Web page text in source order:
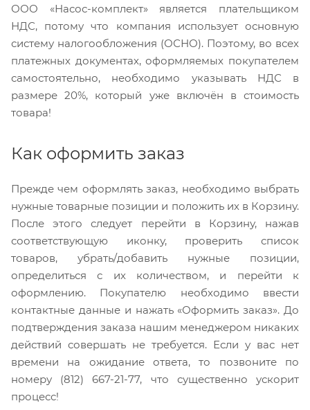
ООО «Насос-комплект» является плательщиком
НДС, потому что компания использует основную
систему налогообложения (ОСНО). Поэтому, во всех
платежных документах, оформляемых покупателем
самостоятельно, необходимо указывать НДС в
размере 20%, который уже включён в стоимость
товара!
Как оформить заказ
Прежде чем оформлять заказ, необходимо выбрать
нужные товарные позиции и положить их в Корзину.
После этого следует перейти в Корзину, нажав
соответствующую иконку, проверить список
товаров, убрать/добавить нужные позиции,
определиться с их количеством, и перейти к
оформлению. Покупателю необходимо ввести
контактные данные и нажать «Оформить заказ». До
подтверждения заказа нашим менеджером никаких
действий совершать не требуется. Если у вас нет
времени на ожидание ответа, то позвоните по
номеру (812) 667-21-77, что существенно ускорит
процесс!